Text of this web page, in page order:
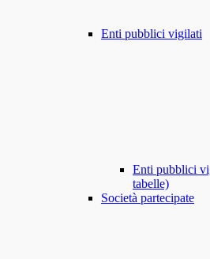
Enti pubblici vigilati
Enti pubblici
tabelle)
Società partecipate